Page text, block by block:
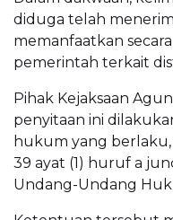
diduga telah
memanfaatkan
pemerintah terkait
Pihak Kejaksaan
penyitaan ini
hukum yang
39 ayat (1) huruf a
Undang-Undang